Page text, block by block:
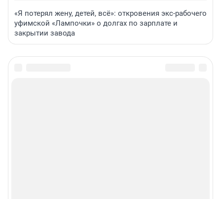
«Я потерял жену, детей, всё»: откровения экс-рабочего
уфимской «Лампочки» о долгах по зарплате и
закрытии завода